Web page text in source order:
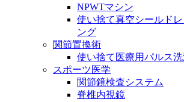
NPWTマシン
使い捨て真空シールド
ング
関節置換術
使い捨て医療用パルス
スポーツ医学
関節鏡検査システム
脊椎内視鏡